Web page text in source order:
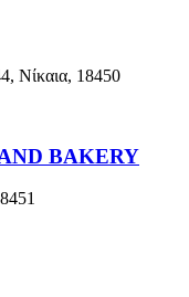
Νίκαια, 18450
BAKERY